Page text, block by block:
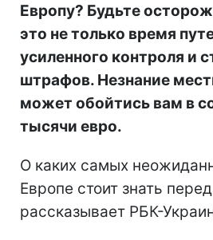
Европу? Будьте
это не только время
усиленного контроля и
штрафов. Незнание
может обойтись вам в
тысячи евро.
О каких самых
Европе стоит знать
рассказывает РБК-